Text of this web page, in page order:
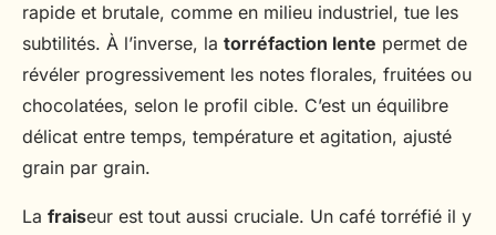
rapide et brutale, comme en milieu industriel, tue les
subtilités. À l’inverse, la torréfaction lente permet de
révéler progressivement les notes florales, fruitées ou
chocolatées, selon le profil cible. C’est un équilibre
délicat entre temps, température et agitation, ajusté
grain par grain.
La fraiseur est tout aussi cruciale. Un café torréfié il y